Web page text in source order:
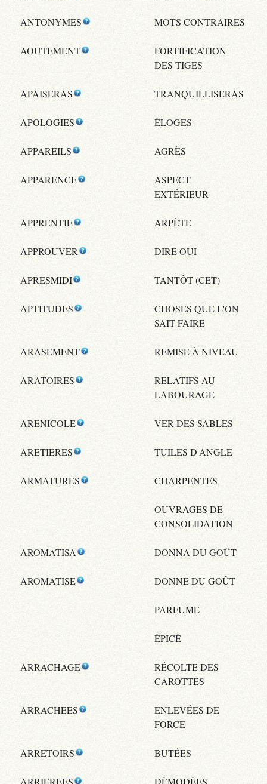
ANTONYMES MOTS CONTRAIRES
AOUTEMENT
FORTIFICATION
DES TIGES
APAISERAS TRANQUILLISERAS
APOLOGIES ÉLOGES
APPAREILS AGRÈS
APPARENCE
ASPECT
EXTÉRIEUR
APPRENTIE ARPÈTE
APPROUVER DIRE OUI
APRESMIDI TANTÔT (CET)
APTITUDES
CHOSES QUE L'ON
SAIT FAIRE
ARASEMENT REMISE À NIVEAU
ARATOIRES
RELATIFS AU
LABOURAGE
ARENICOLE VER DES SABLES
ARETIERES TUILES D'ANGLE
ARMATURES CHARPENTES
OUVRAGES DE
CONSOLIDATION
AROMATISA DONNA DU GOÛT
AROMATISE DONNE DU GOÛT
PARFUME
ÉPICÉ
ARRACHAGE
RÉCOLTE DES
CAROTTES
ARRACHEES
ENLEVÉES DE
FORCE
ARRETOIRS BUTÉES
ARRIEREES DÉMODÉES